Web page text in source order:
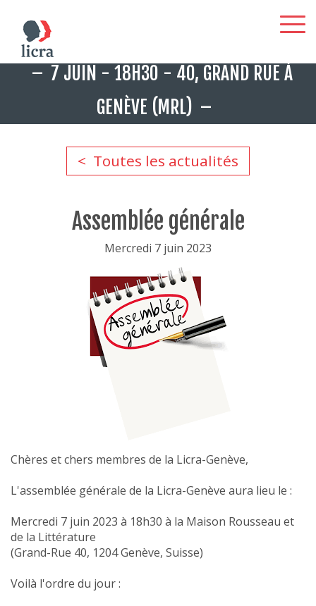
Aller
7 JUIN - 18H30 - 40, GRAND RUE À
GENÈVE (MRL)
Toutes les actualités
Assemblée générale
Mercredi 7 juin 2023
Chères et chers membres de la Licra-Genève,
L'assemblée générale de la Licra-Genève aura lieu le :
Mercredi 7 juin 2023 à 18h30 à la Maison Rousseau et
de la Littérature
(Grand-Rue 40, 1204 Genève, Suisse)
Voilà l'ordre du jour :